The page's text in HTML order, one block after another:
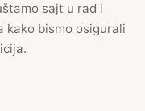
sajt u rad i
kako bismo osigurali